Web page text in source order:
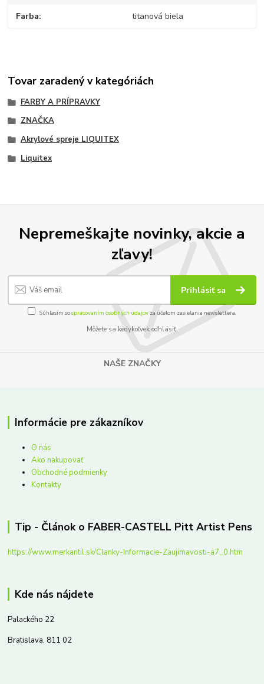
Farba titanová biela
Tovar zaradený v kategóriách
FARBY A PRÍPRAVKY
ZNAČKA
Akrylové spreje LIQUITEX
Liquitex
Nepremeškajte novinky, akcie a
zľavy!
Prihlásiť sa
Súhlasím sospracovaním osobných údajov za účelom zasielania newslettera.
Môžete sa kedykoľvek odhlásiť.
NAŠE ZNAČKY
Informácie pre zákazníkov
O nás
Ako nakupovať
Obchodné podmienky
Kontakty
Tip - Článok o FABER-CASTELL Pitt Artist Pens
https://www.merkantil.sk/Clanky-Informacie-Zaujimavosti-a7_0.htm
Kde nás nájdete
Palackého 22
Bratislava, 811 02